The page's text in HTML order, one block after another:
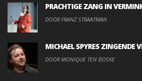
PRACHTIGE ZANG IN
DOOR FRANZ STRAATMAN
MICHAEL SPYRES ZINGENDE
DOOR MONIQUE TEN BOSKE